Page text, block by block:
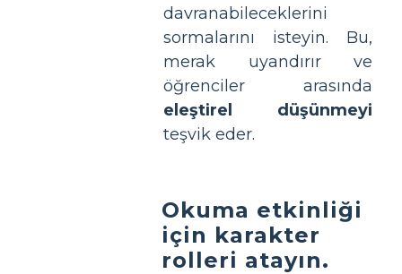
davranabileceklerini
sormalarını isteyin. Bu,
merak uyandırır ve
öğrenciler arasında
eleştirel düşünmeyi
teşvik eder.
Okuma etkinliği
için karakter
rolleri atayın.